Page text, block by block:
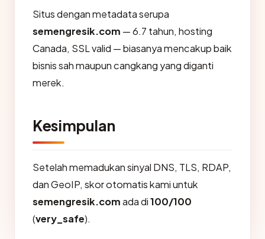
Situs dengan metadata serupa
semengresik.com — 6.7 tahun, hosting
Canada, SSL valid — biasanya mencakup baik
bisnis sah maupun cangkang yang diganti
merek.
Kesimpulan
Setelah memadukan sinyal DNS, TLS, RDAP,
dan GeoIP, skor otomatis kami untuk
semengresik.comada di100/100
(very_safe).